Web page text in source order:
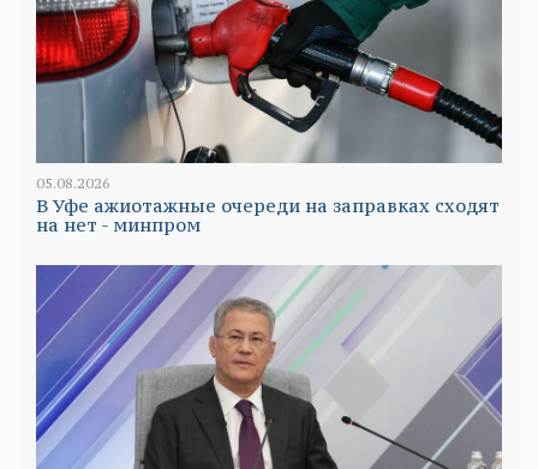
05.08.2026
В Уфе ажиотажные очереди на заправках сходят
на нет - минпром